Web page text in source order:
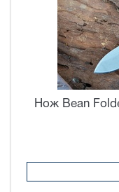
Нож Bean